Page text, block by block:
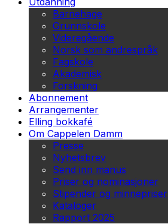
Barnehage
Grunnskole
Videregående
Norsk som andrespråk
Fagskole
Akademisk
Forskning
Abonnement
Arrangementer
Elling bokkafé
Om Cappelen Damm
Presse
Nyhetsbrev
Send inn manus
Priser og nominasjoner
Stipender og minnepriser
Kataloger
Rapport 2025